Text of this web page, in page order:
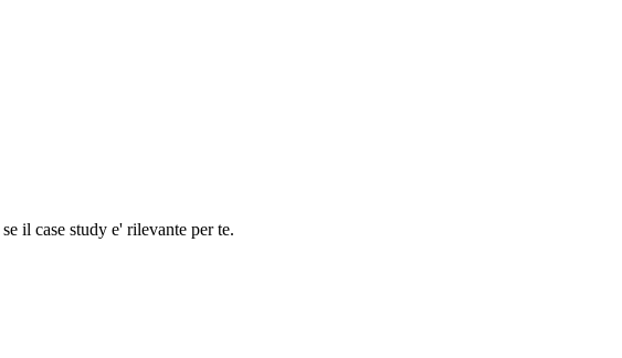
il case study e' rilevante per te.